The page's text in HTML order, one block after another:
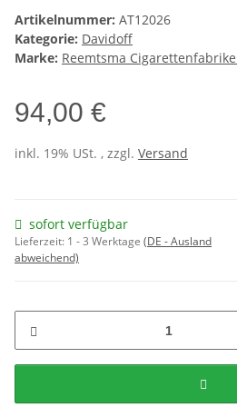
Artikelnummer: AT12026
Kategorie: Davidoff
Marke: Reemtsma
94,00 €
inkl. 19% USt. , zzgl. Versand
sofort verfügbar
Lieferzeit: 1 - 3 Werktage (DE - Ausland
abweichend)